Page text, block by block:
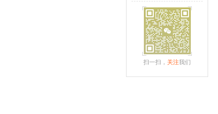
扫一扫， 关注我们